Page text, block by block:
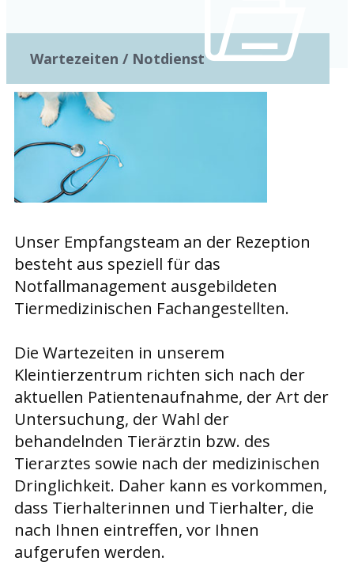
Wartezeiten / Notdienst
Unser Empfangsteam an der Rezeption
besteht aus speziell für das
Notfallmanagement ausgebildeten
Tiermedizinischen Fachangestellten.
Die Wartezeiten in unserem
Kleintierzentrum richten sich nach der
aktuellen Patientenaufnahme, der Art der
Untersuchung, der Wahl der
behandelnden Tierärztin bzw. des
Tierarztes sowie nach der medizinischen
Dringlichkeit. Daher kann es vorkommen,
dass Tierhalterinnen und Tierhalter, die
nach Ihnen eintreffen, vor Ihnen
aufgerufen werden.